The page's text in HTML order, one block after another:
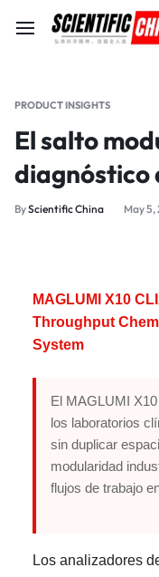
PRODUCT INSIGHTS
El salto
diagnóstico
ByScientific China May 5,
MAGLUMI X10
Throughput
System
El MAGLUMI
los laboratorios
sin duplicar
modularidad
flujos de trabajo
Los analizadores